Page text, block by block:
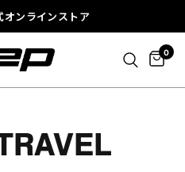
ンラインストア
0